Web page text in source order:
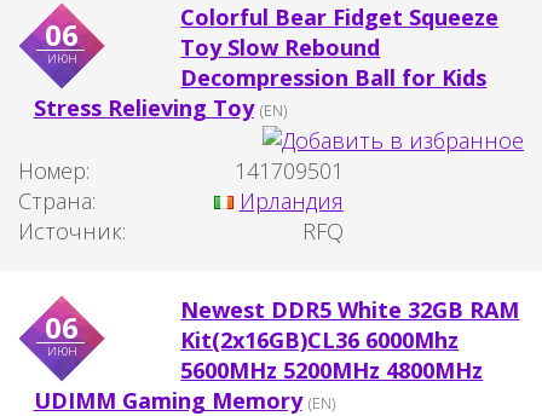
06
июн
Colorful Bear Fidget Squeeze
Toy Slow Rebound
Decompression Ball for Kids
Stress Relieving Toy (EN)
Номер:
141709501
Страна:
Ирландия
Источник:
RFQ
06
июн
Newest DDR5 White 32GB RAM
Kit(2x16GB)CL36 6000Mhz
5600MHz 5200MHz 4800MHz
UDIMM Gaming Memory (EN)